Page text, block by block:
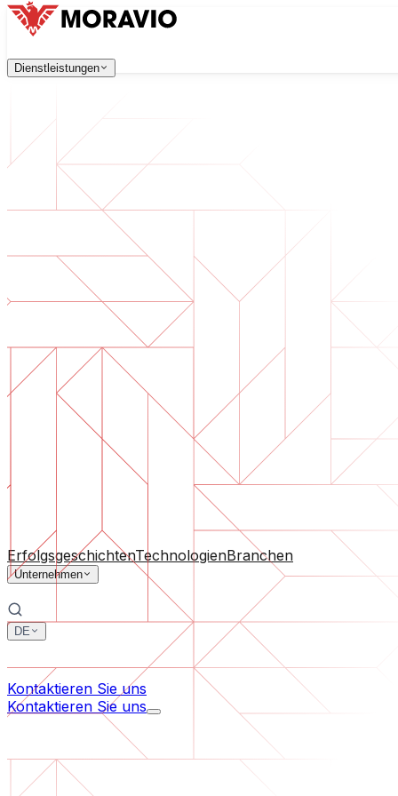
Dienstleistungen
Softwareentwicklung
Webanwendungen, die skalierbar, sicher und
Digitale Transformation
Digitalisieren Sie Ihr Unternehmen. Bereiten Sie sich auf
KI-Softwareentwicklung
Maßgeschneiderte KI-Tools, integriert in Ihre Prozesse.
Produktentwicklung
Von der Idee zum fertigen Produkt — Design,
Technische Due Diligence
Qualitätsbewertung und Risikoidentifikation in Ihrer
Software-Support
Laufende Wartung oder Rettung eines Projekts, das aus
Nach Unternehmensgröße
Für mittelständische Unternehmen
Alle Dienstleistungen
ErfolgsgeschichtenTechnologienBranchen
Unternehmen
DE
Kontaktieren Sie uns
Kontaktieren Sie uns
English
Kontaktieren Sie uns